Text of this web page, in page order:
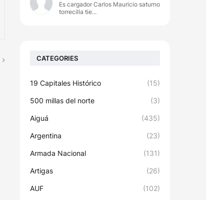
Es cargador Carlos Mauricio saturno
torrecilla tie...
CATEGORIES
19 Capitales Histórico (15)
500 millas del norte (3)
Aiguá (435)
Argentina (23)
Armada Nacional (131)
Artigas (26)
AUF (102)